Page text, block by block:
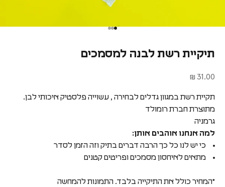
תיקיית רשת לבנה למסמכים
מחיר מבצע
31.00 ₪
תקיית רשת במגוון גדלים לבחירה , עשוייה פלסטיק איכותי לבן.
מתוצרת חברת רומולד
גרמניה
למה אנחנו אוהבים אותן:
כי יש לנו כל כך הרבה דברים בתיק וזה הזמן לסדר
מתאים לאיחסון מסמכים ופריטים קטנים
*המחיר כולל את התיקייה בלבד. התמונות להמחשה